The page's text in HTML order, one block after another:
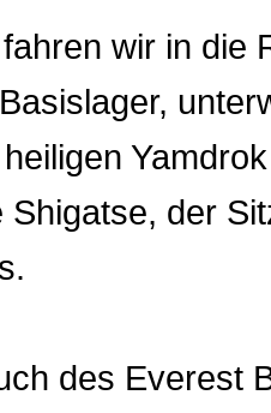
wir in die
Shigatse, der
des Everest